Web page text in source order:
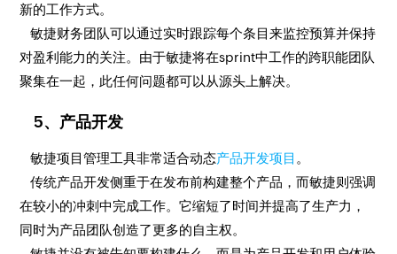
新的工作方式。
敏捷财务团队可以通过实时跟踪每个条目来监控预算并保持
对盈利能力的关注。由于敏捷将在sprint中工作的跨职能团队
聚集在一起，此任何问题都可以从源头上解决。
5、产品开发
敏捷项目管理工具非常适合动态产品开发项目 。
传统产品开发侧重于在发布前构建整个产品，而敏捷则强调
在较小的冲刺中完成工作。它缩短了时间并提高了生产力，
同时为产品团队创造了更多的自主权。